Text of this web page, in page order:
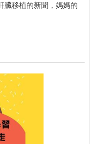
臟移植的新聞，媽媽的